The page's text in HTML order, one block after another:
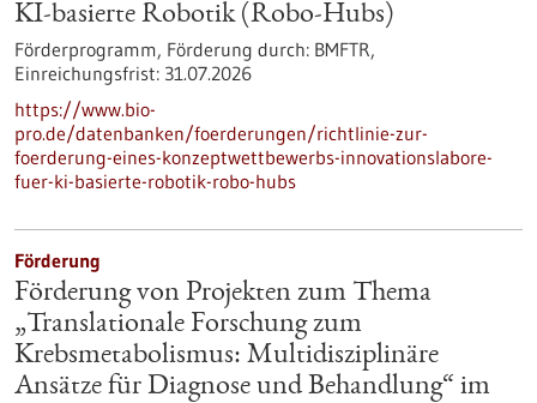
KI-basierte Robotik (Robo-Hubs)
Förderprogramm, Förderung durch: BMFTR,
Einreichungsfrist: 31.07.2026
https://www.bio-
pro.de/datenbanken/foerderungen/richtlinie-zur-
foerderung-eines-konzeptwettbewerbs-innovationslabore-
fuer-ki-basierte-robotik-robo-hubs
Förderung
Förderung von Projekten zum Thema
„Translationale Forschung zum
Krebsmetabolismus: Multidisziplinäre
Ansätze für Diagnose und Behandlung“ im